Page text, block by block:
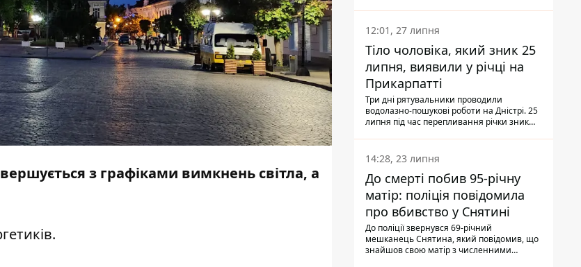
з графіками вимкнень світла, а
.
Також травми отримала водійка
автомобіля.
12:01, 27 липня
Тіло чоловіка, який зник 25
липня, виявили у річці на
Прикарпатті
Три дні рятувальники проводили
водолазно-пошукові роботи на Дністрі. 25
липня під час перепливання річки зник
виявили тіло.
14:28, 23 липня
До смерті побив 95-річну
матір: поліція повідомила
про вбивство у Снятині
До поліції звернувся 69-річний
мешканець Снятина, який повідомив, що
знайшов свою матір з численними